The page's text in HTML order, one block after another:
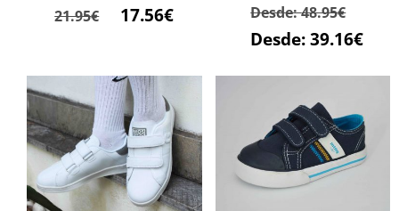
21.95€
El
era:
21.95€.
17.56€El
17.56€.
Desde:48.95€
Desde:39.16€